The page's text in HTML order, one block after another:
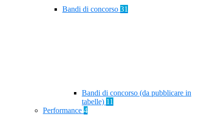
Bandi di concorso 31
Bandi di concorso (da pubblicare in
tabelle) 11
Performance 4